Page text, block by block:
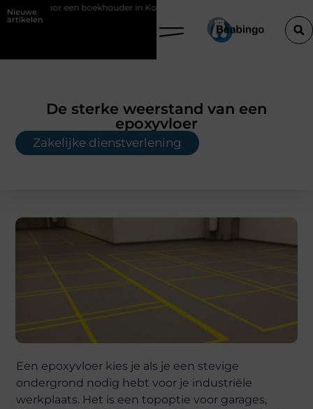
Nieuwe
artikelen
in Kortrijk bij digitaal boekhouden?
De sterke weerstand van een
epoxyvloer
Zakelijke dienstverlening
Een epoxyvloer kies je als je een stevige
ondergrond nodig hebt voor je industriële
werkplaats. Het is een topoptie voor garages,